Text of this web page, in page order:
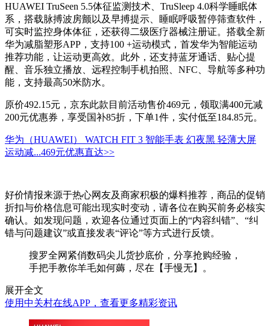
HUAWEI TruSeen 5.5体征监测技术、TruSleep 4.0科学睡眠体
系，搭载脉搏波房颤以及早搏提示、睡眠呼吸暂停筛查软件，
可实时监控身体体征，还获得二级医疗器械注册证。搭载全新
华为减脂塑形APP，支持100 +运动模式，首发华为智能运动
推荐功能，让运动更高效。此外，还支持蓝牙通话、贴心提
醒、音乐独立播放、远程控制手机拍照、NFC、导航等多种功
能，支持最高50米防水。
原价492.15元，京东此款目前活动售价469元，领取满400元减
200元优惠券，享受国补85折，下单1件，实付低至184.85元。
华为（HUAWEI） WATCH FIT 3 智能手表 幻夜黑 轻薄大屏
运动减...469元优惠直达>>
好价情报来源于热心网友及商家积极的爆料推荐，商品的促销
折扣与价格信息可能出现实时变动，请各位在购买前务必核实
确认。如发现问题，欢迎各位通过页面上的“内容纠错”、“纠
错与问题建议”或直接发表“评论”等方式进行反馈。
搜罗全网紧俏数码尖儿货抄底价，分享抢购经验，
手把手教你羊毛如何薅，尽在【手慢无】。
展开全文
使用中关村在线APP，查看更多精彩资讯